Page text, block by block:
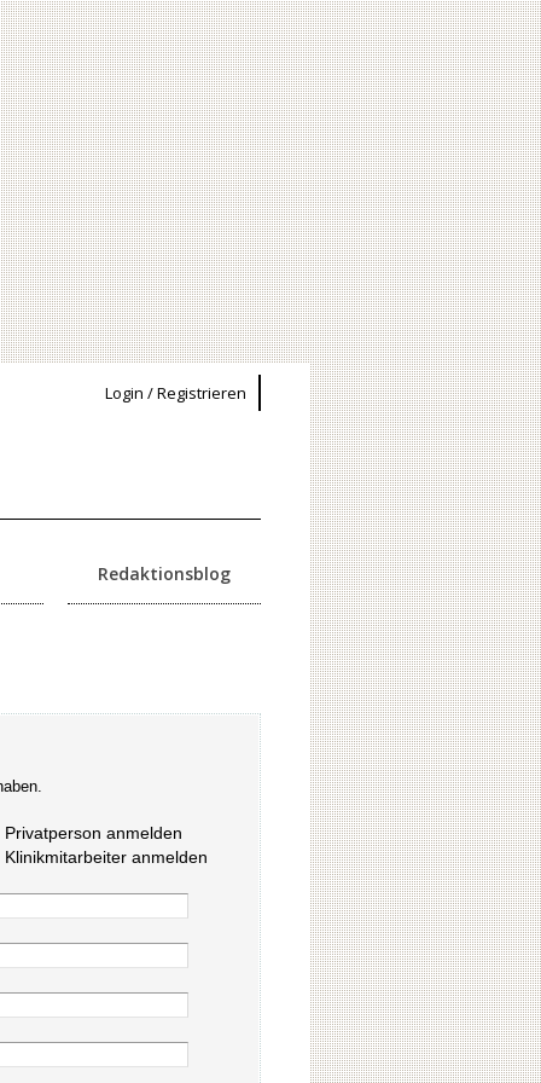
Login / Registrieren
Redaktionsblog
Privatperson anmelden
Klinikmitarbeiter anmelden